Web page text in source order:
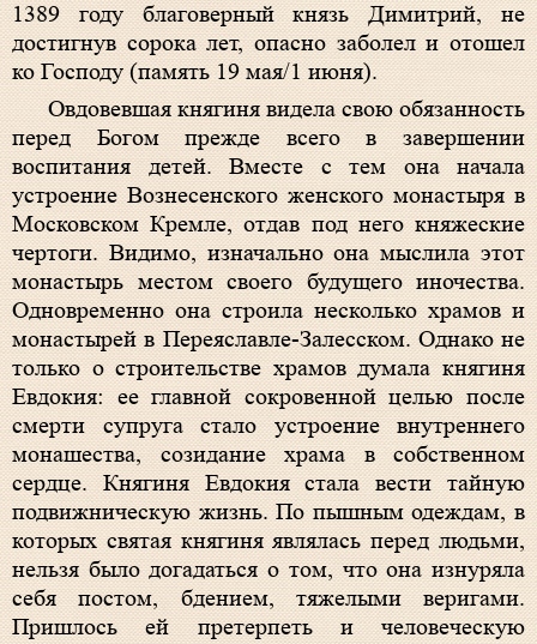
1389 году благоверный князь Димитрий, не
достигнув сорока лет, опасно заболел и отошел
ко Господу (память 19 мая/1 июня).
Овдовевшая княгиня видела свою обязанность
перед Богом прежде всего в завершении
воспитания детей. Вместе с тем она начала
устроение Вознесенского женского монастыря в
Московском Кремле, отдав под него княжеские
чертоги. Видимо, изначально она мыслила этот
монастырь местом своего будущего иночества.
Одновременно она строила несколько храмов и
монастырей в Переяславле-Залесском. Однако не
только о строительстве храмов думала княгиня
Евдокия: ее главной сокровенной целью после
смерти супруга стало устроение внутреннего
монашества, созидание храма в собственном
сердце. Княгиня Евдокия стала вести тайную
подвижническую жизнь. По пышным одеждам, в
которых святая княгиня являлась перед людьми,
нельзя было догадаться о том, что она изнуряла
себя постом, бдением, тяжелыми веригами.
Пришлось ей претерпеть и человеческую